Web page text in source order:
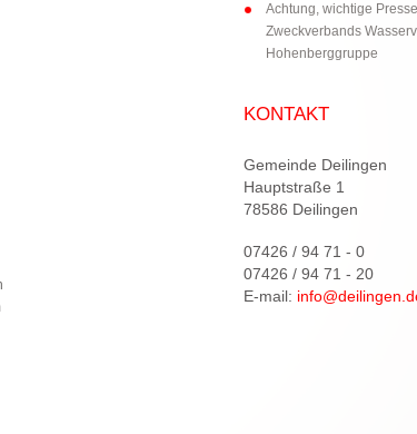
Achtung, wichtige
Zweckverbands
Hohenberggruppe
KONTAKT
Gemeinde Deilingen
Hauptstraße 1
78586 Deilingen
07426 / 94 71 - 0
07426 / 94 71 - 20
E-mail: